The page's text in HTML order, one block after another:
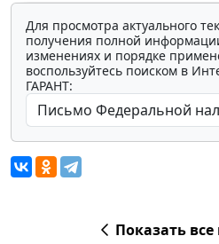
Для просмотра актуального
получения полной
изменениях и порядке
воспользуйтесь поиском в
ГАРАНТ:
Показать